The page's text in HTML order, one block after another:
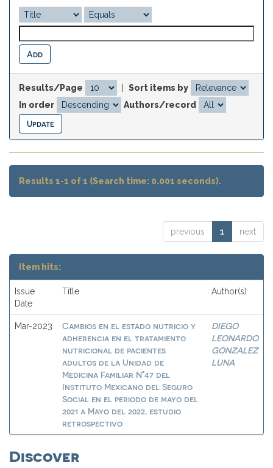
Results/Page
Sort items by
In order
Authors/record
Results 1-1 of 1 (Search time: 0.001 seconds).
previous 1 next
Item hits:
Issue
Date
Title Author(s)
Mar-2023
Cambios en el estado nutricio y
adherencia en el tratamiento
nutricional de pacientes
adultos de la Unidad de
Medicina Familiar N°47 del
Instituto Mexicano del Seguro
Social en el periodo de mayo del
2021 a Mayo del 2022, estudio
retrospectivo
DIEGO
LEONARDO
GONZALEZ
LUNA
Discover